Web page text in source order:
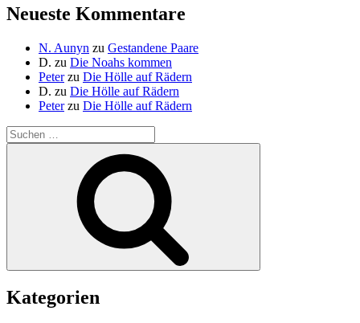
Neueste Kommentare
N. Aunyn zu Gestandene Paare
D. zu Die Noahs kommen
Peterzu Die Hölle auf Rädern
D. zu Die Hölle auf Rädern
Peterzu Die Hölle auf Rädern
Suche
nach:
Kategorien